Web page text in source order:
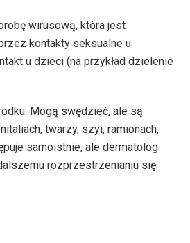
wirusową, która jest
kontakty seksualne u
u dzieci (na przykład dzielenie
Mogą swędzieć, ale są
twarzy, szyi, ramionach,
samoistnie, ale dermatolog
rozprzestrzenianiu się